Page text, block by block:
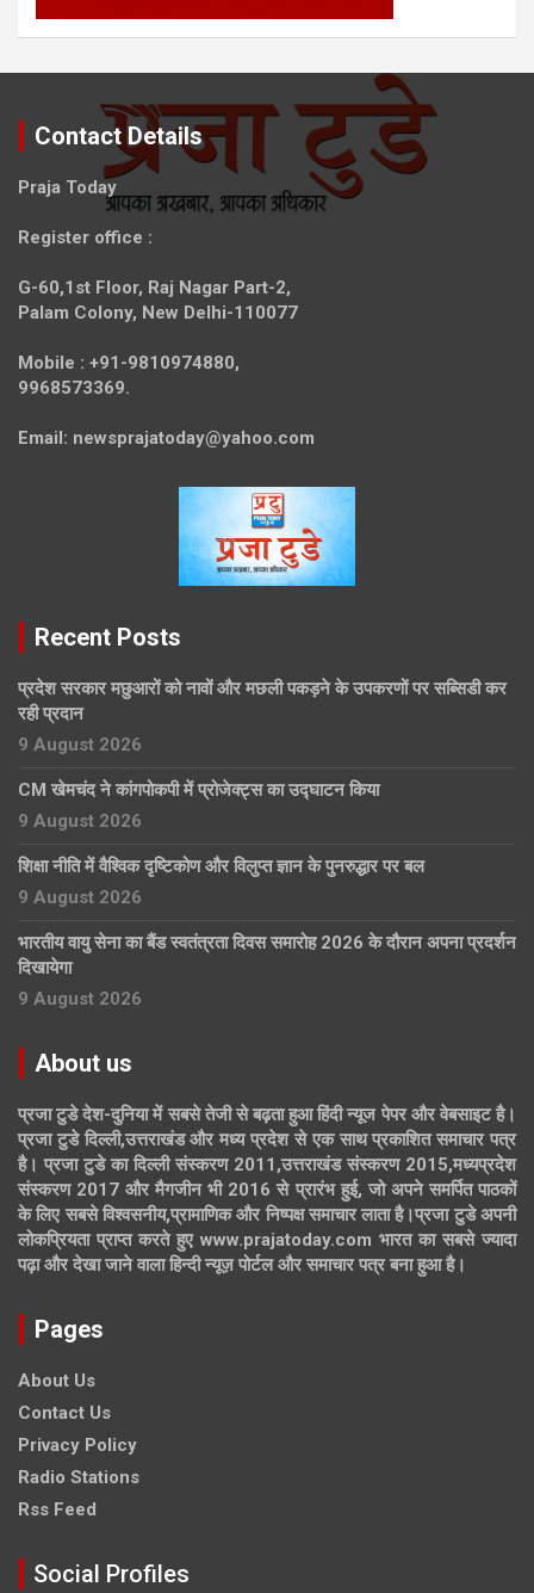
Contact Details
Praja Today
Register office :
G-60,1st Floor, Raj Nagar Part-2,
Palam Colony, New Delhi-110077
Mobile : +91-9810974880,
9968573369.
Email: newsprajatoday@yahoo.com
Recent Posts
प्रदेश सरकार मछुआरों को नावों और मछली पकड़ने के उपकरणों पर सब्सिडी कर
रही प्रदान
9 August 2026
CM खेमचंद ने कांगपोकपी में प्रोजेक्ट्स का उद्घाटन किया
9 August 2026
शिक्षा नीति में वैश्विक दृष्टिकोण और विलुप्त ज्ञान के पुनरुद्धार पर बल
9 August 2026
भारतीय वायु सेना का बैंड स्वतंत्रता दिवस समारोह 2026 के दौरान अपना प्रदर्शन
दिखायेगा
9 August 2026
About us
प्रजा टुडे देश-दुनिया में सबसे तेजी से बढ़ता हुआ हिंदी न्यूज पेपर और वेबसाइट है।
प्रजा टुडे दिल्ली,उत्तराखंड और मध्य प्रदेश से एक साथ प्रकाशित समाचार पत्र
है। प्रजा टुडे का दिल्ली संस्करण 2011,उत्तराखंड संस्करण 2015,मध्यप्रदेश
संस्करण 2017 और मैगजीन भी 2016 से प्रारंभ हुई, जो अपने समर्पित पाठकों
के लिए सबसे विश्वसनीय,प्रामाणिक और निष्पक्ष समाचार लाता है।प्रजा टुडे अपनी
लोकप्रियता प्राप्त करते हुए www.prajatoday.com भारत का सबसे ज्यादा
पढ़ा और देखा जाने वाला हिन्दी न्यूज़ पोर्टल और समाचार पत्र बना हुआ है।
Pages
About Us
Contact Us
Privacy Policy
Radio Stations
Rss Feed
Social Profiles